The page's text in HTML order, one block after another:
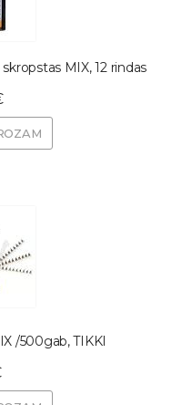
MIX, 12 rindas
/500gab, TIKKI